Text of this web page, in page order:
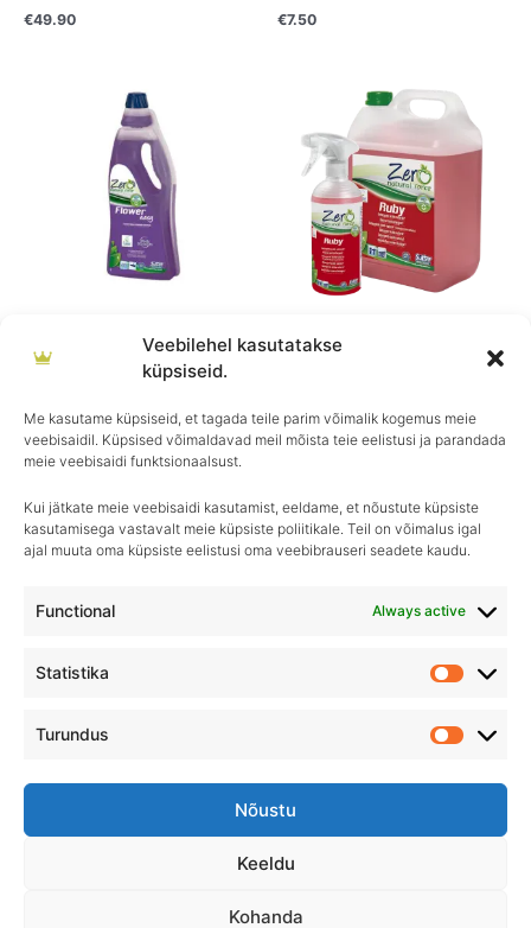
Veebilehel kasutatakse
küpsiseid.
Me kasutame küpsiseid, et tagada teile parim võimalik kogemus meie
veebisaidil. Küpsised võimaldavad meil mõista teie eelistusi ja parandada
meie veebisaidi funktsionaalsust.
Kui jätkate meie veebisaidi kasutamist, eeldame, et nõustute küpsiste
kasutamisega vastavalt meie küpsiste poliitikale. Teil on võimalus igal
ajal muuta oma küpsiste eelistusi oma veebibrauseri seadete kaudu.
Functional Always active
Statistika
Turundus
Nõustu
Keeldu
Kohanda
€49.90 €7.50
Sutter ZERO Flower Easy
põrandapesuvahend
€15.90
puhastusvahend
€ 6.90 – €22.50
Price
range:
€6.90
through
€22.50
Igapäevane hooldus, ületamatu sära–